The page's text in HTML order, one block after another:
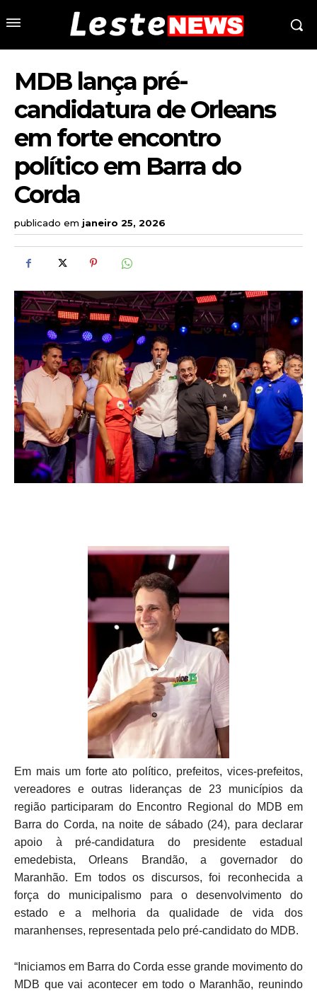
MDB lança pré-
candidatura de Orleans
em forte encontro
político em Barra do
Corda
publicado em janeiro 25, 2026
Em mais um forte ato político, prefeitos, vices-prefeitos,
vereadores e outras lideranças de 23 municípios da
região participaram do Encontro Regional do MDB em
Barra do Corda, na noite de sábado (24), para declarar
apoio à pré-candidatura do presidente estadual
emedebista, Orleans Brandão, a governador do
Maranhão. Em todos os discursos, foi reconhecida a
força do municipalismo para o desenvolvimento do
estado e a melhoria da qualidade de vida dos
maranhenses, representada pelo pré-candidato do MDB.
“Iniciamos em Barra do Corda esse grande movimento do
MDB que vai acontecer em todo o Maranhão, reunindo